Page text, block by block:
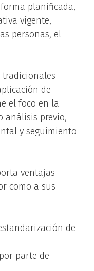
planificada,
vigente,
personas, el
tradicionales
de
el foco en la
análisis previo,
y seguimiento
ventajas
como a sus
de
parte de